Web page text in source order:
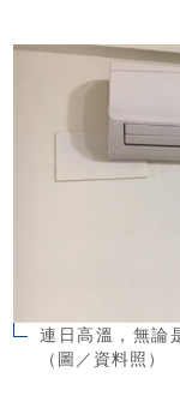
連日高溫，無論
（圖／資料照）